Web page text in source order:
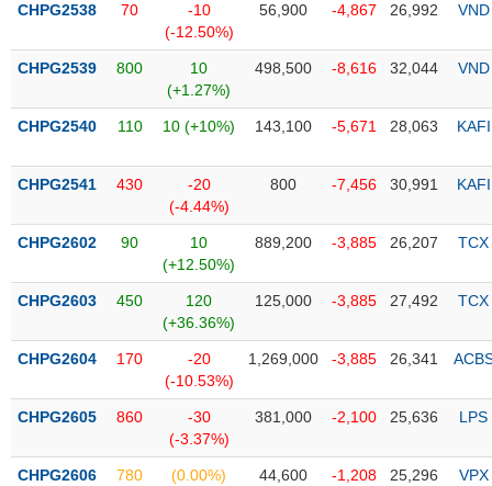
thái
phiếu
mô
thị
Niêm
Niêm
mới
yết
sung
CHPG2538 70
-10
(-12.50%)
56,900 -4,867 26,992 VND
CHPG2539 800
10
(+1.27%)
498,500 -8,616 32,044 VND
CHPG2540 110 10 (+10%) 143,100 -5,671 28,063 KAFI
CHPG2541 430
-20
(-4.44%)
800 -7,456 30,991 KAFI
CHPG2602 90
10
(+12.50%)
889,200 -3,885 26,207 TCX
CHPG2603 450
120
(+36.36%)
125,000 -3,885 27,492 TCX
CHPG2604 170
-20
(-10.53%)
1,269,000 -3,885 26,341
CHPG2605 860
-30
(-3.37%)
381,000 -2,100 25,636 LPS
CHPG2606 780 (0.00%) 44,600 -1,208 25,296 VPX
NGÀNH
DOANH
NGHIỆP
PHIẾU
PHÁI
TRÁI